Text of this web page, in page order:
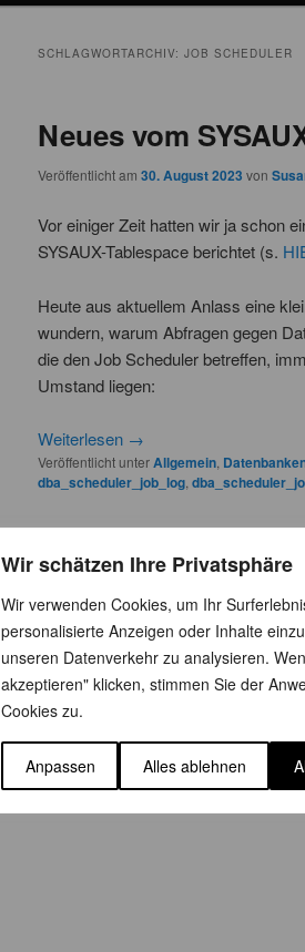
Wir schätzen Ihre Privatsphäre
Wir verwenden Cookies, um Ihr
personalisierte Anzeigen oder Inhalte
unseren Datenverkehr zu analysieren.
akzeptieren" klicken, stimmen Sie der
Cookies zu.
Anpassen Alles ablehnen
SCHLAGWORTARCHIV: JOB SCHEDULER
Neues vom
Veröffentlicht am 30. August 2023 von
Vor einiger Zeit hatten wir ja schon
SYSAUX-Tablespace berichtet (s.
Heute aus aktuellem Anlass eine
wundern, warum Abfragen gegen
die den Job Scheduler betreffen,
Umstand liegen:
Weiterlesen →
Veröffentlicht unterAllgemein
dba_scheduler_job_log